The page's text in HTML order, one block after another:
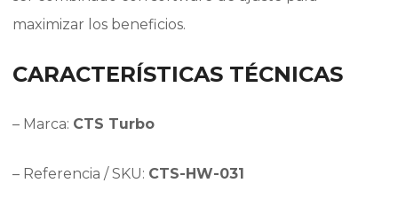
maximizar los beneficios.
CARACTERÍSTICAS TÉCNICAS
– Marca: CTS Turbo
– Referencia / SKU: CTS-HW-031